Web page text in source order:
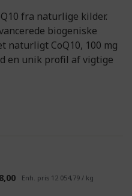
fra naturlige kilder.
biogeniske
CoQ10, 100 mg
en unik profil af vigtige
Enh. pris 12 054,79 / kg